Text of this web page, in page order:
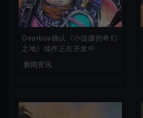
Gearbox确认《小缇娜的奇幻
之地》续作正在开发中
新闻资讯